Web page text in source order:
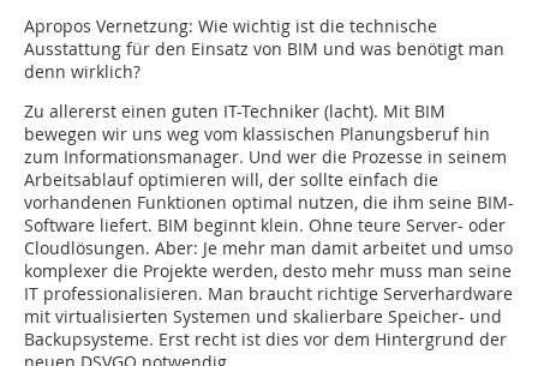
Apropos Vernetzung: Wie wichtig ist die technische
Ausstattung für den Einsatz von BIM und was benötigt man
denn wirklich?
Zu allererst einen guten IT-Techniker (lacht). Mit BIM
bewegen wir uns weg vom klassischen Planungsberuf hin
zum Informationsmanager. Und wer die Prozesse in seinem
Arbeitsablauf optimieren will, der sollte einfach die
vorhandenen Funktionen optimal nutzen, die ihm seine BIM-
Software liefert. BIM beginnt klein. Ohne teure Server- oder
Cloudlösungen. Aber: Je mehr man damit arbeitet und umso
komplexer die Projekte werden, desto mehr muss man seine
IT professionalisieren. Man braucht richtige Serverhardware
mit virtualisierten Systemen und skalierbare Speicher- und
Backupsys­teme. Erst recht ist dies vor dem Hintergrund der